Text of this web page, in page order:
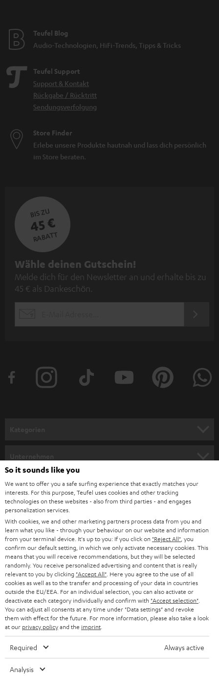
Teufel Blog
Audio-Technologien, HiFi-Trends, Tipps & Tricks
Teufel Support
Support & Kontakt
Rückgabe / Rücktritt
Sendungsverfolgung
Store Finder
Erlebe unsere Produkte hautnah und lass dich persönlich
im Store beraten.
BIS ZU
45 €
RABATT
N
e
w
e
l
d
u
n
g
Wähle deinen Gutschein!
Melde dich für den Newsletter an und erhalte bis zu
45 € als Dankeschön.
HEIMKINO-KOMPLETTANLAGEN
SOUNDBARS
SMART HOME
BLUETOOTH-LAUTSPRECHER
KOPFHÖRER
BLUETOOTH-KOPFHÖRER
STEREOANLAGEN
LAUTSPRECHER
ULTIMA-SERIE
KARRIERE
PRESSE & MARKETING
GESCHÄFTSKUNDEN
PARTNERPROGRAMM
BLOG
NEWSLETTER
STORES
DEINE VORTEILE BEI TEUFEL
TEUFEL STORY
Teufel Onlineshops
DEUTSCHLAND
ÖSTERREICH
SCHWEIZ
NIEDERLANDE
BELGIEN
POLEN
So it sounds like you
We want to offer you a safe surfing experience that exactly matches your
interests. For this purpose, Teufel uses cookies and other tracking
technologies on these websites - also from third parties - and engages
personalization services.
With cookies, we and other marketing partners process data from you and
learn what you like - through your behaviour on our website and information
from your terminal device. It's up to you: If you click on "Reject All" , you
confirm our default setting, in which we only activate necessary cookies. This
means that you will receive recommendations, but they will be selected
randomly. You receive personalized advertising and content that is really
relevant to you by clicking "Accept All" . Here you agree to the use of all
cookies as well as to the transfer and processing of your data in countries
outside the EU/EEA. For an individual selection, you can also activate or
deactivate each category individually and confirm with "Accept selection"
You can adjust all consents at any time under "Data settings" and revoke
them with effect for the future. For more information, please also take a look
at our privacy policyand the imprint
Required Always active
Analysis